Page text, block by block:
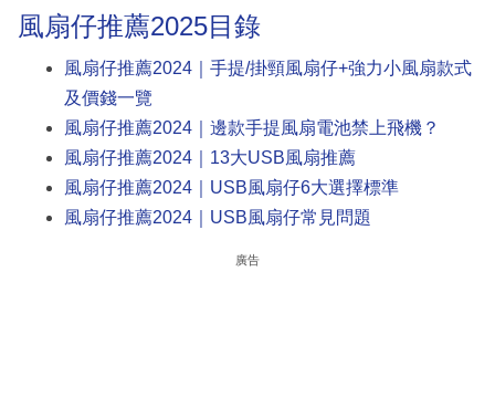
風扇仔推薦2025目錄
風扇仔推薦2024｜手提/掛頸風扇仔+強力小風扇款式
及價錢一覽
風扇仔推薦2024｜邊款手提風扇電池禁上飛機？
風扇仔推薦2024｜13大USB風扇推薦
風扇仔推薦2024｜USB風扇仔6大選擇標準
風扇仔推薦2024｜USB風扇仔常見問題
廣告